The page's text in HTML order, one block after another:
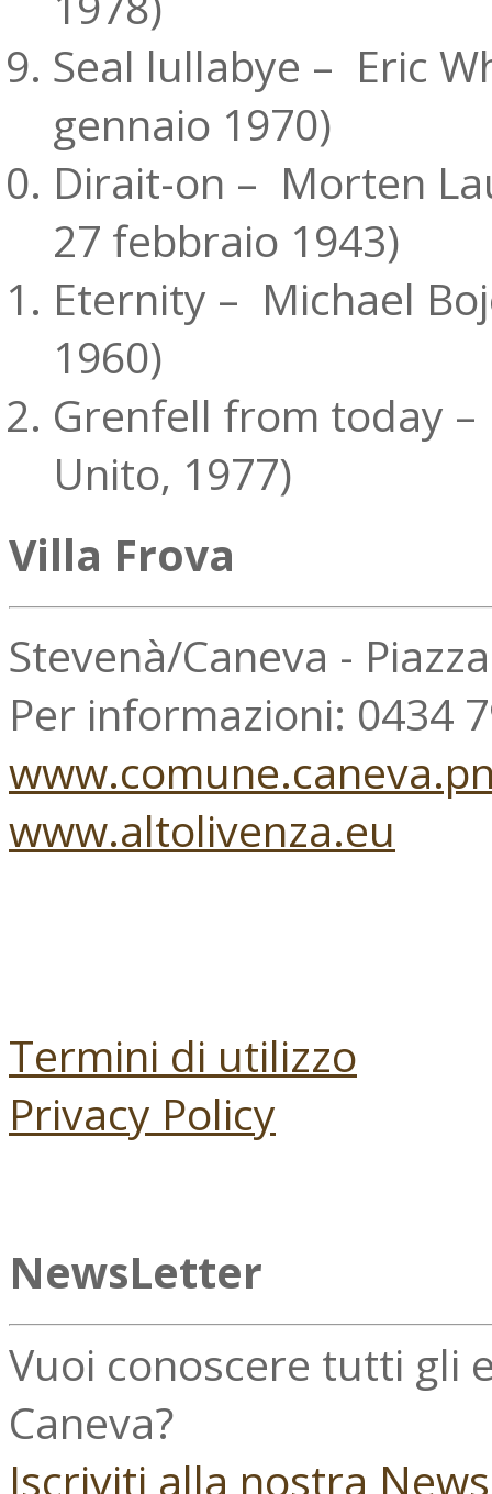
Seal lullabye – Eric
gennaio 1970)
Dirait-on – Morten
27 febbraio 1943)
Eternity – Michael
1960)
Grenfell from today
Unito, 1977)
Villa Frova
Stevenà/Caneva -
Per informazioni: 0434
www.altolivenza.eu
Termini di utilizzo
Privacy Policy
NewsLetter
Vuoi conoscere tutti gli
Caneva?
Iscriviti alla nostra